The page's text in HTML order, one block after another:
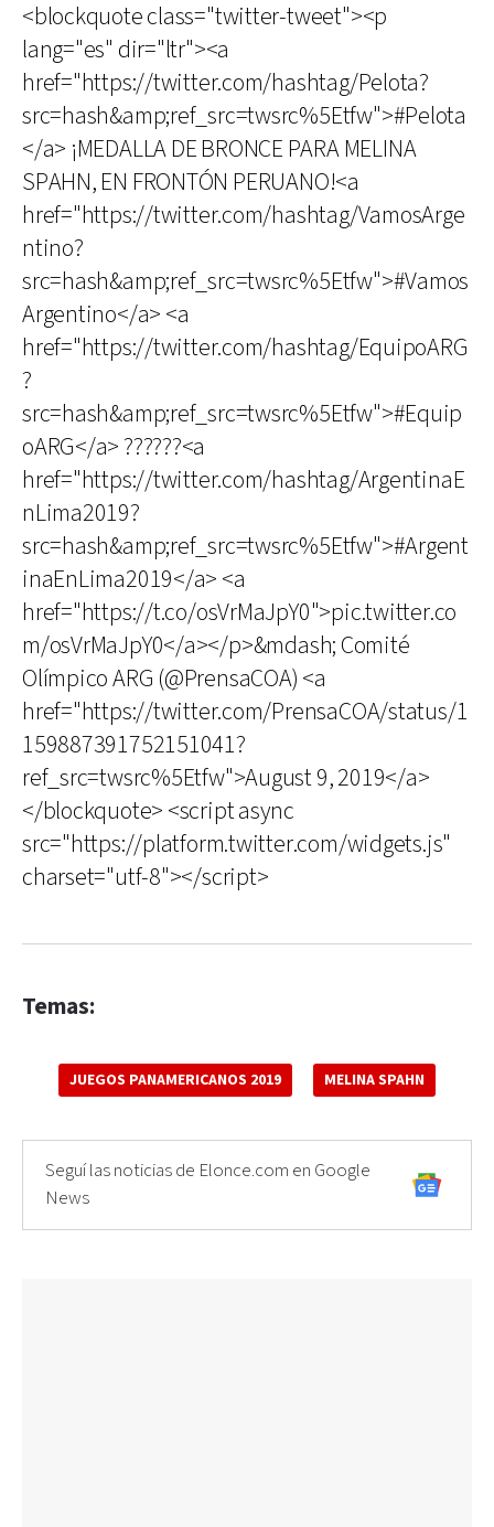
<blockquote class="twitter-tweet"><p
lang="es" dir="ltr"><a
href="https://twitter.com/hashtag/Pelota?
src=hash&amp;ref_src=twsrc%5Etfw">#Pelota
</a> ¡MEDALLA DE BRONCE PARA MELINA
SPAHN, EN FRONTÓN PERUANO!<a
href="https://twitter.com/hashtag/VamosArge
ntino?
src=hash&amp;ref_src=twsrc%5Etfw">#Vamos
Argentino</a> <a
href="https://twitter.com/hashtag/EquipoARG
?
src=hash&amp;ref_src=twsrc%5Etfw">#Equip
oARG</a> ??????<a
href="https://twitter.com/hashtag/ArgentinaE
nLima2019?
src=hash&amp;ref_src=twsrc%5Etfw">#Argent
inaEnLima2019</a> <a
href="https://t.co/osVrMaJpY0">pic.twitter.co
m/osVrMaJpY0</a></p>&mdash; Comité
Olímpico ARG (@PrensaCOA) <a
href="https://twitter.com/PrensaCOA/status/1
159887391752151041?
ref_src=twsrc%5Etfw">August 9, 2019</a>
</blockquote> <script async
src="https://platform.twitter.com/widgets.js"
charset="utf-8"></script>
Temas:
JUEGOS PANAMERICANOS 2019 MELINA SPAHN
Seguí las noticias de Elonce.com en Google
News